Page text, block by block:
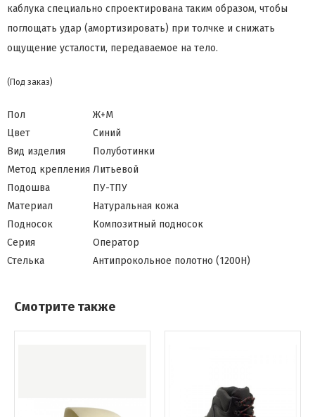
каблука специально спроектирована таким образом, чтобы
поглощать удар (амортизировать) при толчке и снижать
ощущение усталости, передаваемое на тело.
(Под заказ)
Пол
Ж+М
Цвет
Синий
Вид изделия
Полуботинки
Метод крепления Литьевой
Подошва
ПУ-ТПУ
Материал
Натуральная кожа
Подносок
Композитный подносок
Серия
Оператор
Стелька
Антипрокольное полотно (1200Н)
Смотрите также